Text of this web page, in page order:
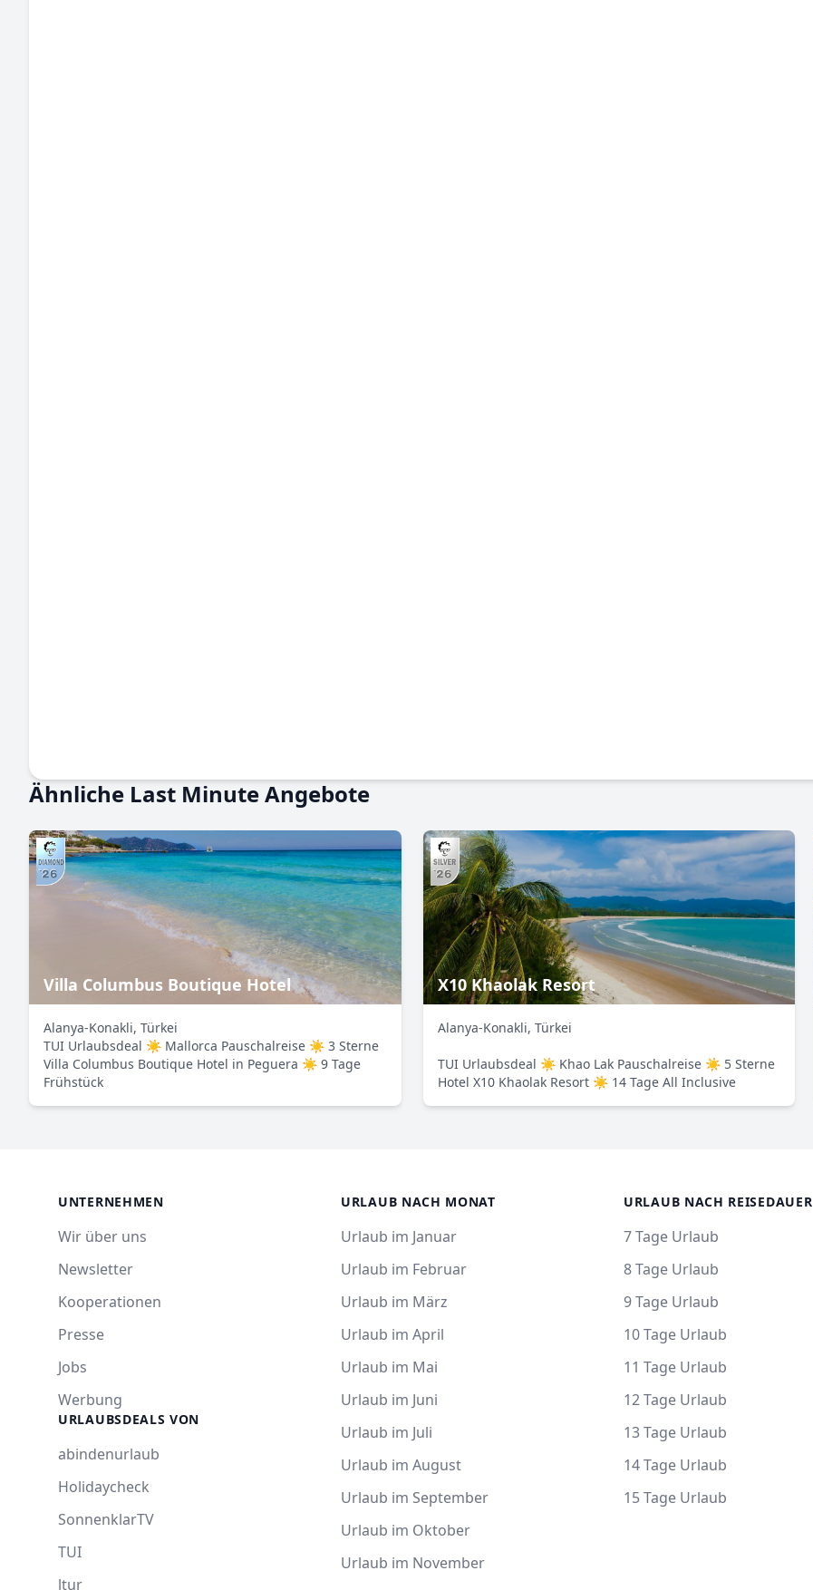
Ähnliche Last Minute Angebote
Villa Columbus Boutique Hotel
Alanya-Konakli, Türkei
TUI Urlaubsdeal ☀ Mallorca Pauschalreise ☀ 3 Sterne
Villa Columbus Boutique Hotel in Peguera ☀ 9 Tage
Frühstück
X10 Khaolak Resort
Alanya-Konakli, Türkei
TUI Urlaubsdeal ☀ Khao Lak Pauschalreise ☀ 5 Sterne
Hotel X10 Khaolak Resort ☀ 14 Tage All Inclusive
UNTERNEHMEN
Wir über uns
Newsletter
Kooperationen
Presse
Jobs
Werbung
URLAUBSDEALS VON
abindenurlaub
Holidaycheck
SonnenklarTV
TUI
ltur
URLAUB NACH MONAT
Urlaub im Januar
Urlaub im Februar
Urlaub im März
Urlaub im April
Urlaub im Mai
Urlaub im Juni
Urlaub im Juli
Urlaub im August
Urlaub im September
Urlaub im Oktober
Urlaub im November
URLAUB NACH REISEDAUER
7 Tage Urlaub
8 Tage Urlaub
9 Tage Urlaub
10 Tage Urlaub
11 Tage Urlaub
12 Tage Urlaub
13 Tage Urlaub
14 Tage Urlaub
15 Tage Urlaub